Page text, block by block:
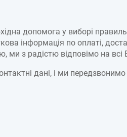
допомога у виборі
інформація по оплаті,
ми з радістю відповімо на всі
дані, і ми